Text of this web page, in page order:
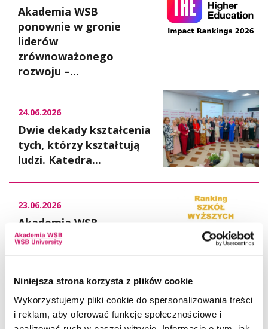
Niniejsza strona korzysta z plików cookie
Wykorzystujemy pliki cookie do spersonalizowania treści
i reklam, aby oferować funkcje społecznościowe i
Akademia WSB
ponownie w gronie
liderów
zrównoważonego
rozwoju –...
24.06.2026
Dwie dekady kształcenia
tych, którzy kształtują
ludzi. Katedra...
23.06.2026
Akademia WSB
na podium najlepszych
22.06.2026
Dąbrowa Górnicza